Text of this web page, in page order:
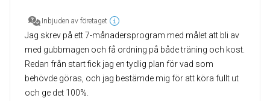
Inbjuden av företaget
Jag skrev på ett 7-månadersprogram med målet att bli av
med gubbmagen och få ordning på både träning och kost.
Redan från start fick jag en tydlig plan för vad som
behövde göras, och jag bestämde mig för att köra fullt ut
och ge det 100%.